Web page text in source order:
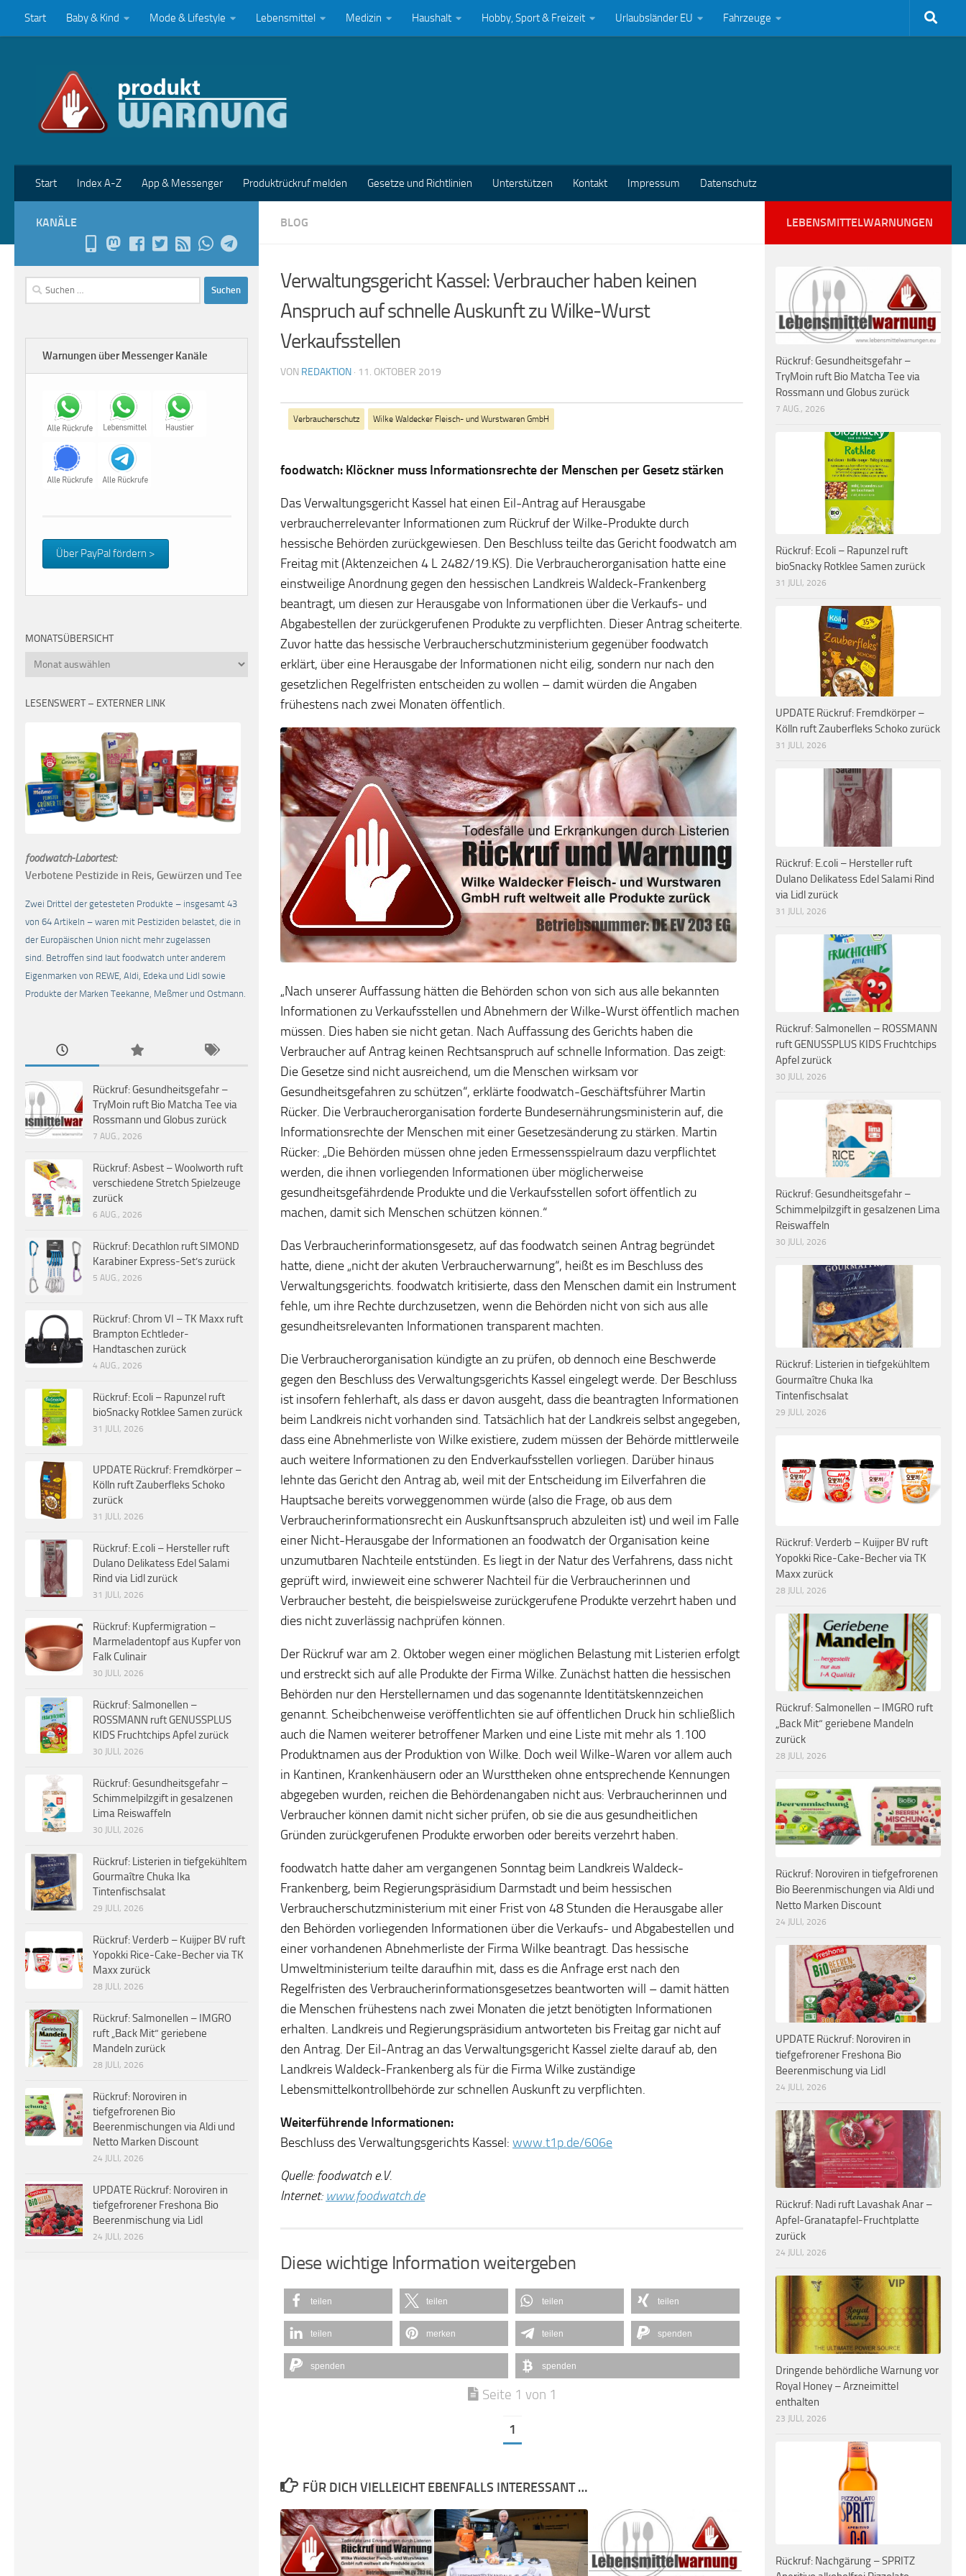
Zum Inhalt springen
Start Baby & Kind Mode & Lifestyle Lebensmittel Medizin Haushalt Hobby, Sport & Freizeit Urlaubsländer EU Fahrzeuge
Start Index A-Z App & Messenger Produktrückruf melden Gesetze und Richtlinien Unterstützen Kontakt Impressum Datenschutz
BLOG
Verwaltungsgericht Kassel: Verbraucher haben keinen
Anspruch auf schnelle Auskunft zu Wilke-Wurst
Verkaufsstellen
VON REDAKTION · 11. OKTOBER 2019
Verbraucherschutz Wilke Waldecker Fleisch- und Wurstwaren GmbH
foodwatch: Klöckner muss Informationsrechte der Menschen per Gesetz stärken
Das Verwaltungsgericht Kassel hat einen Eil-Antrag auf Herausgabe
verbraucherrelevanter Informationen zum Rückruf der Wilke-Produkte durch
hessische Behörden zurückgewiesen. Den Beschluss teilte das Gericht foodwatch am
Freitag mit (Aktenzeichen 4 L 2482/19.KS). Die Verbraucherorganisation hatte eine
einstweilige Anordnung gegen den hessischen Landkreis Waldeck-Frankenberg
beantragt, um diesen zur Herausgabe von Informationen über die Verkaufs- und
Abgabestellen der zurückgerufenen Produkte zu verpflichten. Dieser Antrag scheiterte.
Zuvor hatte das hessische Verbraucherschutzministerium gegenüber foodwatch
erklärt, über eine Herausgabe der Informationen nicht eilig, sondern nur nach den
gesetzlichen Regelfristen entscheiden zu wollen – damit würden die Angaben
frühestens nach zwei Monaten öffentlich.
„Nach unserer Auffassung hätten die Behörden schon von sich aus alle bekannten
Informationen zu Verkaufsstellen und Abnehmern der Wilke-Wurst öffentlich machen
müssen. Dies haben sie nicht getan. Nach Auffassung des Gerichts haben die
Verbraucher auf Antrag keinen Rechtsanspruch auf schnelle Information. Das zeigt:
Die Gesetze sind nicht ausreichend, um die Menschen wirksam vor
Gesundheitsgefahren zu schützen“, erklärte foodwatch-Geschäftsführer Martin
Rücker. Die Verbraucherorganisation forderte Bundesernährungsministerin auf, die
Informationsrechte der Menschen mit einer Gesetzesänderung zu stärken. Martin
Rücker: „Die Behörden müssen ohne jeden Ermessensspielraum dazu verpflichtet
werden, die ihnen vorliegenden Informationen über möglicherweise
gesundheitsgefährdende Produkte und die Verkaufsstellen sofort öffentlich zu
machen, damit sich Menschen schützen können.“
Das Verbraucherinformationsgesetz, auf das foodwatch seinen Antrag begründet
hatte, diene „nicht der akuten Verbraucherwarnung“, heißt es im Beschluss des
Verwaltungsgerichts. foodwatch kritisierte, dass den Menschen damit ein Instrument
fehle, um ihre Rechte durchzusetzen, wenn die Behörden nicht von sich aus alle
gesundheitsrelevanten Informationen transparent machten.
Die Verbraucherorganisation kündigte an zu prüfen, ob dennoch eine Beschwerde
gegen den Beschluss des Verwaltungsgerichts Kassel eingelegt werde. Der Beschluss
ist insofern fehlerhaft, als dass er davon ausgeht, dass die beantragten Informationen
beim Landkreis nicht vorhanden sind. Tatsächlich hat der Landkreis selbst angegeben,
dass eine Abnehmerliste von Wilke existiere, zudem müssen der Behörde mittlerweile
auch weitere Informationen zu den Endverkaufsstellen vorliegen. Darüber hinaus
lehnte das Gericht den Antrag ab, weil mit der Entscheidung im Eilverfahren die
Hauptsache bereits vorweggenommen würde (also die Frage, ob aus dem
Verbraucherinformationsrecht ein Auskunftsanspruch abzuleiten ist) und weil im Falle
einer Nicht-Herausgabe der Informationen an foodwatch der Organisation keine
unzumutbaren Nachteile entstünden. Es liegt in der Natur des Verfahrens, dass nicht
geprüft wird, inwieweit eine schwerer Nachteil für die Verbraucherinnen und
Verbraucher besteht, die beispielsweise zurückgerufene Produkte verzehrt haben und
dies nicht zuverlässig nachprüfen können.
Der Rückruf war am 2. Oktober wegen einer möglichen Belastung mit Listerien erfolgt
und erstreckt sich auf alle Produkte der Firma Wilke. Zunächst hatten die hessischen
Behörden nur den Herstellernamen und das sogenannte Identitätskennzeichen
genannt. Scheibchenweise veröffentlichten sie auf öffentlichen Druck hin schließlich
auch die Namen weiterer betroffener Marken und eine Liste mit mehr als 1.100
Produktnamen aus der Produktion von Wilke. Doch weil Wilke-Waren vor allem auch
in Kantinen, Krankenhäusern oder an Wursttheken ohne entsprechende Kennungen
abgegeben wurden, reichen die Behördenangaben nicht aus: Verbraucherinnen und
Verbraucher können damit nicht sicher prüfen, ob sie die aus gesundheitlichen
Gründen zurückgerufenen Produkte erworben oder bereits verzehrt haben.
foodwatch hatte daher am vergangenen Sonntag beim Landkreis Waldeck-
Frankenberg, beim Regierungspräsidium Darmstadt und beim hessischen
Verbraucherschutzministerium mit einer Frist von 48 Stunden die Herausgabe aller
den Behörden vorliegenden Informationen über die Verkaufs- und Abgabestellen und
einer vorhandenen Abnehmerliste der Firma Wilke beantragt. Das hessische
Umweltministerium teilte daraufhin mit, dass es die Anfrage erst nach den
Regelfristen des Verbraucherinformationsgesetzes beantworten will – damit hätten
die Menschen frühestens nach zwei Monaten die jetzt benötigten Informationen
erhalten. Landkreis und Regierungspräsidium antworteten bis Freitag gar nicht auf
den Antrag. Der Eil-Antrag an das Verwaltungsgericht Kassel zielte darauf ab, den
Landkreis Waldeck-Frankenberg als für die Firma Wilke zuständige
Lebensmittelkontrollbehörde zur schnellen Auskunft zu verpflichten.
Weiterführende Informationen:
Beschluss des Verwaltungsgerichts Kassel: www.t1p.de/606e
Quelle: foodwatch e.V.
Internet: www.foodwatch.de
Diese wichtige Information weitergeben
teilen teilen teilen teilen
teilen merken teilen spenden
spenden spenden
Seite 1 von 1
1
FÜR DICH VIELLEICHT EBENFALLS INTERESSANT …
KANÄLE
Suchen
nach:
Warnungen über Messenger Kanäle
Über PayPal fördern >
MONATSÜBERSICHT
Monatsübersicht
LESENSWERT – EXTERNER LINK
foodwatch-Labortest:
Verbotene Pestizide in Reis, Gewürzen und Tee
Zwei Drittel der getesteten Produkte – insgesamt 43
von 64 Artikeln – waren mit Pestiziden belastet, die in
der Europäischen Union nicht mehr zugelassen
sind. Betroffen sind laut foodwatch unter anderem
Eigenmarken von REWE, Aldi, Edeka und Lidl sowie
Produkte der Marken Teekanne, Meßmer und Ostmann.
Rückruf: Gesundheitsgefahr –
TryMoin ruft Bio Matcha Tee via
Rossmann und Globus zurück
7 AUG., 2026
Rückruf: Asbest – Woolworth ruft
verschiedene Stretch Spielzeuge
zurück
6 AUG., 2026
Rückruf: Decathlon ruft SIMOND
Karabiner Express-Set’s zurück
5 AUG., 2026
Rückruf: Chrom VI – TK Maxx ruft
Brampton Echtleder-
Handtaschen zurück
4 AUG., 2026
Rückruf: Ecoli – Rapunzel ruft
bioSnacky Rotklee Samen zurück
31 JULI, 2026
UPDATE Rückruf: Fremdkörper –
Kölln ruft Zauberfleks Schoko
zurück
31 JULI, 2026
Rückruf: E.coli – Hersteller ruft
Dulano Delikatess Edel Salami
Rind via Lidl zurück
31 JULI, 2026
Rückruf: Kupfermigration –
Marmeladentopf aus Kupfer von
Falk Culinair
30 JULI, 2026
Rückruf: Salmonellen –
ROSSMANN ruft GENUSSPLUS
KIDS Fruchtchips Apfel zurück
30 JULI, 2026
Rückruf: Gesundheitsgefahr –
Schimmelpilzgift in gesalzenen
Lima Reiswaffeln
30 JULI, 2026
Rückruf: Listerien in tiefgekühltem
Gourmaître Chuka Ika
Tintenfischsalat
29 JULI, 2026
Rückruf: Verderb – Kuijper BV ruft
Yopokki Rice-Cake-Becher via TK
Maxx zurück
28 JULI, 2026
Rückruf: Salmonellen – IMGRO
ruft „Back Mit“ geriebene
Mandeln zurück
28 JULI, 2026
Rückruf: Noroviren in
tiefgefrorenen Bio
Beerenmischungen via Aldi und
Netto Marken Discount
24 JULI, 2026
UPDATE Rückruf: Noroviren in
tiefgefrorener Freshona Bio
Beerenmischung via Lidl
24 JULI, 2026
LEBENSMITTELWARNUNGEN
Rückruf: Gesundheitsgefahr –
TryMoin ruft Bio Matcha Tee via
Rossmann und Globus zurück
7 AUG., 2026
Rückruf: Ecoli – Rapunzel ruft
bioSnacky Rotklee Samen zurück
31 JULI, 2026
UPDATE Rückruf: Fremdkörper –
Kölln ruft Zauberfleks Schoko zurück
31 JULI, 2026
Rückruf: E.coli – Hersteller ruft
Dulano Delikatess Edel Salami Rind
via Lidl zurück
31 JULI, 2026
Rückruf: Salmonellen – ROSSMANN
ruft GENUSSPLUS KIDS Fruchtchips
Apfel zurück
30 JULI, 2026
Rückruf: Gesundheitsgefahr –
Schimmelpilzgift in gesalzenen Lima
Reiswaffeln
30 JULI, 2026
Rückruf: Listerien in tiefgekühltem
Gourmaître Chuka Ika
Tintenfischsalat
29 JULI, 2026
Rückruf: Verderb – Kuijper BV ruft
Yopokki Rice-Cake-Becher via TK
Maxx zurück
28 JULI, 2026
Rückruf: Salmonellen – IMGRO ruft
„Back Mit“ geriebene Mandeln
zurück
28 JULI, 2026
Rückruf: Noroviren in tiefgefrorenen
Bio Beerenmischungen via Aldi und
Netto Marken Discount
24 JULI, 2026
UPDATE Rückruf: Noroviren in
tiefgefrorener Freshona Bio
Beerenmischung via Lidl
24 JULI, 2026
Rückruf: Nadi ruft Lavashak Anar –
Apfel-Granatapfel-Fruchtplatte
zurück
24 JULI, 2026
Dringende behördliche Warnung vor
Royal Honey – Arzneimittel
enthalten
23 JULI, 2026
Rückruf: Nachgärung – SPRITZ